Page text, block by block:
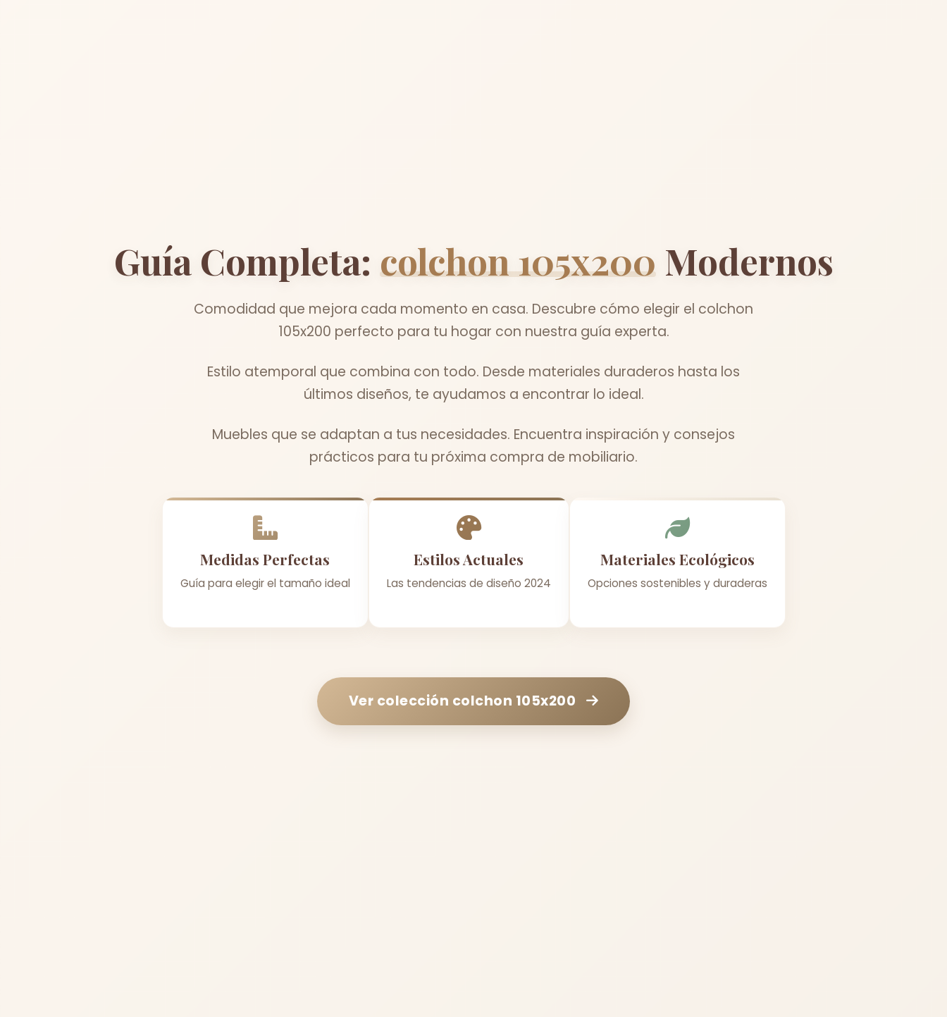
Guía Completa: colchon 105x200Modernos
Comodidad que mejora cada momento en casa. Descubre cómo elegir el colchon
105x200 perfecto para tu hogar con nuestra guía experta.
Estilo atemporal que combina con todo. Desde materiales duraderos hasta los
últimos diseños, te ayudamos a encontrar lo ideal.
Muebles que se adaptan a tus necesidades. Encuentra inspiración y consejos
prácticos para tu próxima compra de mobiliario.
Medidas Perfectas
Guía para elegir el tamaño ideal
Estilos Actuales
Las tendencias de diseño 2024
Materiales Ecológicos
Opciones sostenibles y duraderas
Ver colección colchon 105x200